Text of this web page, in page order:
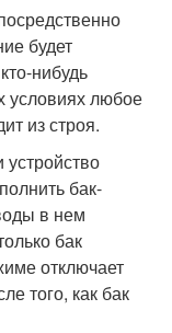
будет
нибудь
условиях любое
из строя.
бак-
в нем
бак
отключает
того, как бак